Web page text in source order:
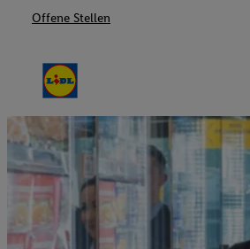
Offene Stellen